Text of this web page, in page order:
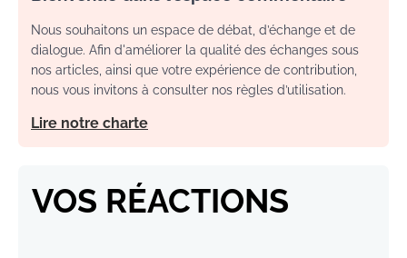
Nous souhaitons un espace de débat, d’échange et de
dialogue. Afin d'améliorer la qualité des échanges sous
nos articles, ainsi que votre expérience de contribution,
nous vous invitons à consulter nos règles d’utilisation.
Lire notre charte
VOS RÉACTIONS